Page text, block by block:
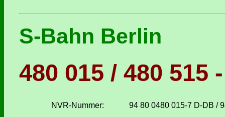
S-Bahn Berlin
480 015 / 480 515
NVR-Nummer: 94 80 0480 015-7 D-DB /